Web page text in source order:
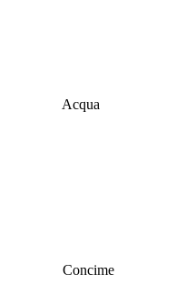
Acqua
Concime